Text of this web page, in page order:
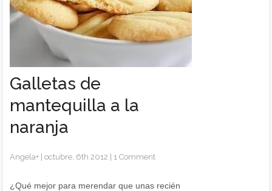
Galletas de
mantequilla a la
naranja
Angela+ |octubre, 6th 2012 1 Comment
¿Qué mejor para merendar que unas recién